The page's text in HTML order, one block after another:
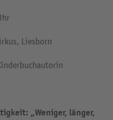
Liesborn
„Weniger, länger,